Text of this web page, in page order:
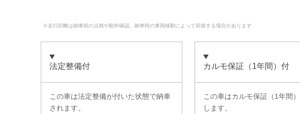
※走行距離は納車前の点検や動作確認、納車時の車両移動によって前後する場合があります
法定整備付
この車は法定整備が付いた状態で納車
されます。
カルモ保証（1年間）付
この車はカルモ保証（1年間）
します。